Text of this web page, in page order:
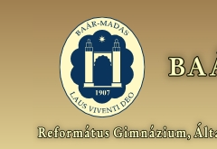
Baár–
Madas
Református
Gimnázium,
Általános